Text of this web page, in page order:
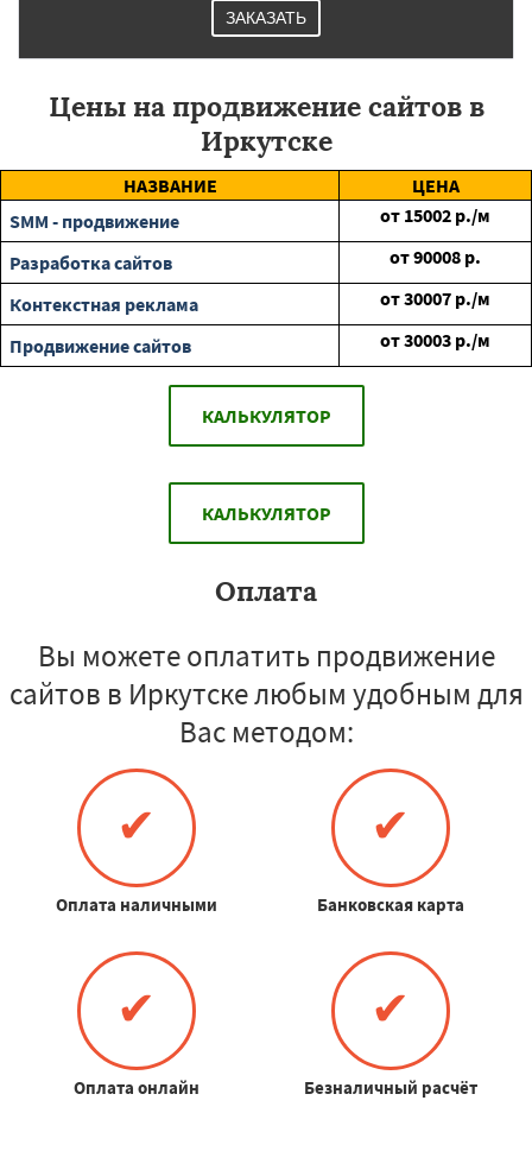
ЗАКАЗАТЬ
Цены на продвижение сайтов в
Иркутске
НАЗВАНИЕ
ЦЕНА
SMM - продвижение
от 15002 р./м
Разработка сайтов
от90008 р.
Контекстная реклама
от30007 р./м
Продвижение сайтов
от30003 р./м
КАЛЬКУЛЯТОР
КАЛЬКУЛЯТОР
Оплата
Вы можете оплатить продвижение
сайтов в Иркутске любым удобным для
Вас методом:
✔
Оплата наличными
✔
Банковская карта
✔
Оплата онлайн
✔
Безналичный расчёт